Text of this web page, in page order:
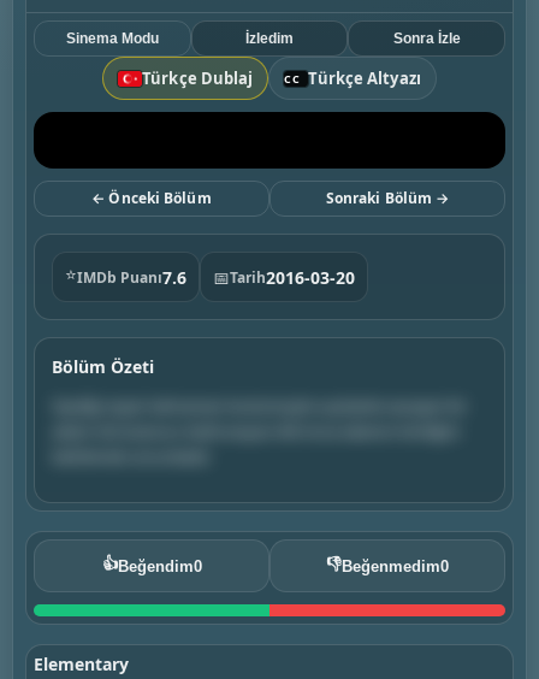
Türkçe Dublaj Türkçe Altyazı
Sinema Modu İzledim Sonra İzle
← Önceki Bölüm Sonraki Bölüm →
⭐IMDb Puanı7.6 📅Tarih2016-03-20
Bölüm Özeti
👍Beğendim0 👎Beğenmedim0
Elementary